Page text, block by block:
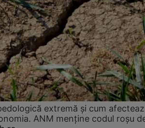
extremă și cum
ANM menține codul roșu